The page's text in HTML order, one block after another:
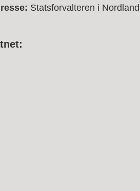
Statsforvalteren i